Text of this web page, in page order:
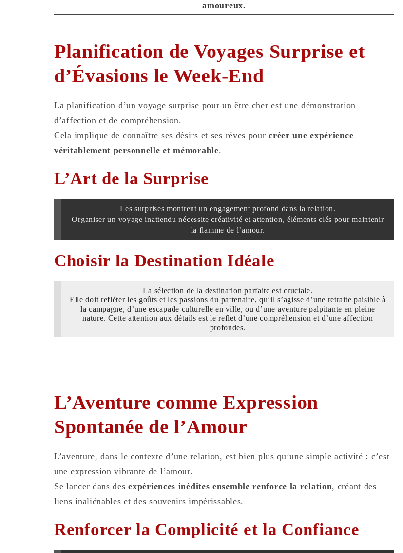
amoureux.
Planification de Voyages Surprise et
d’Évasions le Week-End
La planification d’un voyage surprise pour un être cher est une démonstration
d’affection et de compréhension.
Cela implique de connaître ses désirs et ses rêves pourcréer une expérience
véritablement personnelle et mémorable.
L’Art de la Surprise
Les surprises montrent un engagement profond dans la relation.
Organiser un voyage inattendu nécessite créativité et attention, éléments clés pour maintenir
la flamme de l’amour.
Choisir la Destination Idéale
La sélection de la destination parfaite est cruciale.
Elle doit refléter les goûts et les passions du partenaire, qu’il s’agisse d’une retraite paisible à
la campagne, d’une escapade culturelle en ville, ou d’une aventure palpitante en pleine
nature. Cette attention aux détails est le reflet d’une compréhension et d’une affection
profondes.
L’Aventure comme Expression
Spontanée de l’Amour
L’aventure, dans le contexte d’une relation, est bien plus qu’une simple activité : c’est
une expression vibrante de l’amour.
Se lancer dans desexpériences inédites ensemble renforce la relation, créant des
liens inaliénables et des souvenirs impérissables.
Renforcer la Complicité et la Confiance